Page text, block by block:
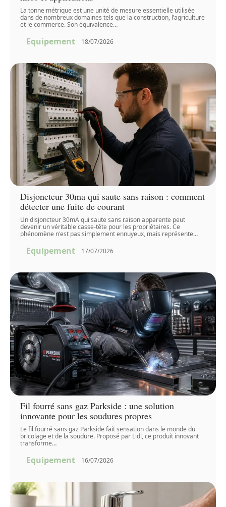
La tonne métrique est une unité de mesure essentielle utilisée
dans de nombreux domaines tels que la construction, l’agriculture
et le commerce. Son équivalence…
Equipement 18/07/2026
Disjoncteur 30ma qui saute sans raison : comment
détecter une fuite de courant
Un disjoncteur 30mA qui saute sans raison apparente peut
devenir un véritable casse-tête pour les propriétaires. Ce
phénomène n'est pas simplement ennuyeux, mais représente…
Equipement 17/07/2026
Fil fourré sans gaz Parkside : une solution
innovante pour les soudures propres
Le fil fourré sans gaz Parkside fait sensation dans le monde du
bricolage et de la soudure. Proposé par Lidl, ce produit innovant
transforme…
Equipement 16/07/2026